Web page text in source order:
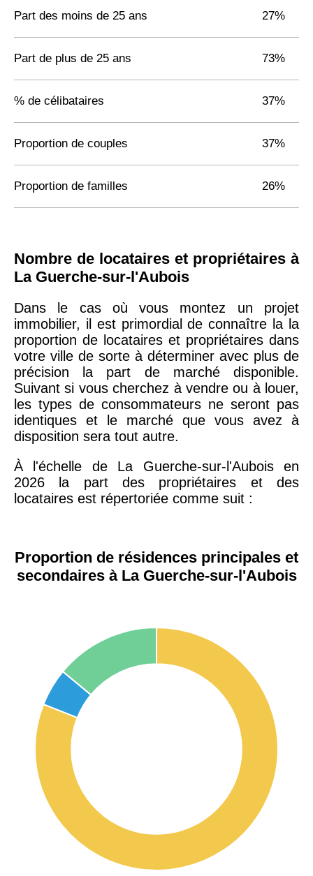
Part des moins de 25 ans 27%
Part de plus de 25 ans 73%
% de célibataires 37%
Proportion de couples 37%
Proportion de familles 26%
Nombre de locataires et propriétaires à
La Guerche-sur-l'Aubois
Dans le cas où vous montez un projet
immobilier, il est primordial de connaître la la
proportion de locataires et propriétaires dans
votre ville de sorte à déterminer avec plus de
précision la part de marché disponible.
Suivant si vous cherchez à vendre ou à louer,
les types de consommateurs ne seront pas
identiques et le marché que vous avez à
disposition sera tout autre.
À l'échelle de La Guerche-sur-l'Aubois en
2026 la part des propriétaires et des
locataires est répertoriée comme suit :
Proportion de résidences principales et
secondaires à La Guerche-sur-l'Aubois